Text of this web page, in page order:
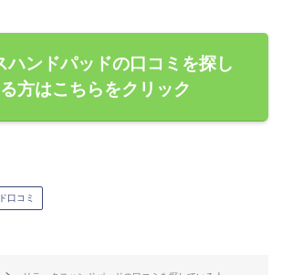
ハンドパッドの口コミを探し
方はこちらをクリック
口コミ